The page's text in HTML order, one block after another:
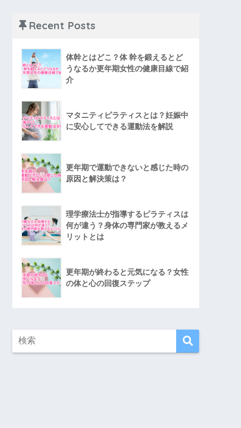
Recent Posts
体幹とはどこ？体 幹を鍛えるとど
うなるか更年期女性の健康目線で紹
介
マタニティピラティスとは？妊娠中
に安心してできる運動法を解説
更年期で運動できないと感じた時の
原因と解決策は？
理学療法士が指導するピラティスは
何が違う？身体の専門家が教えるメ
リットとは
更年期が終わると元気になる？女性
の体と心の回復ステップ